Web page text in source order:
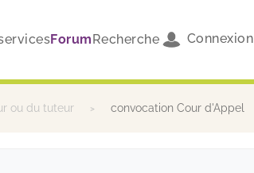
ForumRecherche Connexion
ou du tuteur convocation Cour d'Appel